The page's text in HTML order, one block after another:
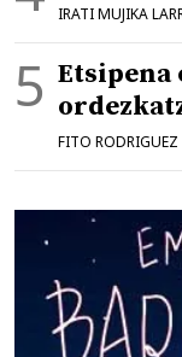
IRATI MUJIKA
FITO RODRIGUEZ